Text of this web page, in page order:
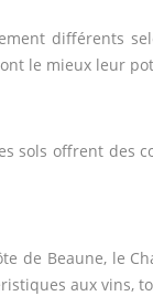
différents
le mieux leur
sols offrent des
de Beaune, le
aux vins,